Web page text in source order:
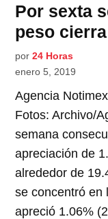
Por sexta
peso
por 24 Horas
enero 5, 2019
Agencia
Fotos: Archivo/
semana
apreciación de
alrededor de
se concentró en
apreció 1.06%